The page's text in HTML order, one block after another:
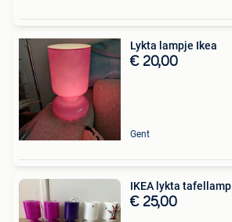
Lykta lampje Ikea
€ 20,00
Gent
IKEA lykta tafellamp
€ 25,00